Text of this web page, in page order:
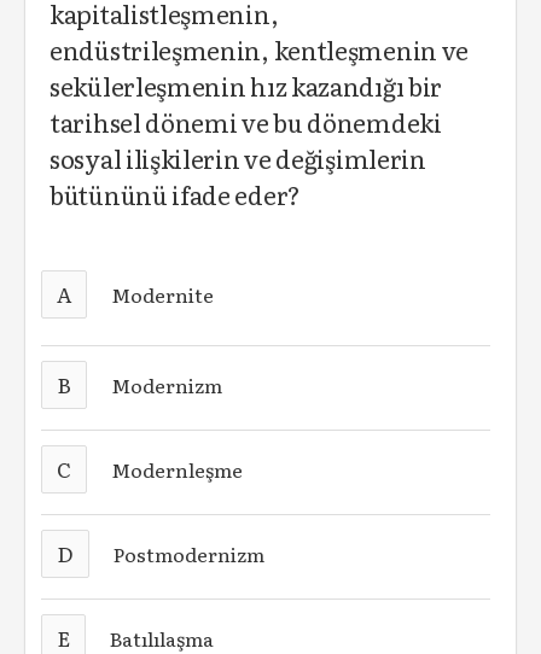
kapitalistleşmenin,
endüstrileşmenin, kentleşmenin ve
sekülerleşmenin hız kazandığı bir
tarihsel dönemi ve bu dönemdeki
sosyal ilişkilerin ve değişimlerin
bütününü ifade eder?
A Modernite
B Modernizm
C Modernleşme
D Postmodernizm
E Batılılaşma